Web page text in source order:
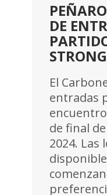
DE
El
entradas
de final
2024. Las